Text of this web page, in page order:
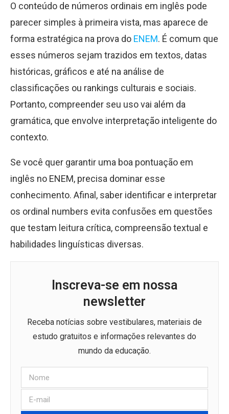
O conteúdo de números ordinais em inglês pode
parecer simples à primeira vista, mas aparece de
forma estratégica na prova do ENEM. É comum que
esses números sejam trazidos em textos, datas
históricas, gráficos e até na análise de
classificações ou rankings culturais e sociais.
Portanto, compreender seu uso vai além da
gramática, que envolve interpretação inteligente do
contexto.
Se você quer garantir uma boa pontuação em
inglês no ENEM, precisa dominar esse
conhecimento. Afinal, saber identificar e interpretar
os ordinal numbers evita confusões em questões
que testam leitura crítica, compreensão textual e
habilidades linguísticas diversas.
Inscreva-se em nossa
newsletter
Receba notícias sobre vestibulares, materiais de
estudo gratuitos e informações relevantes do
mundo da educação.